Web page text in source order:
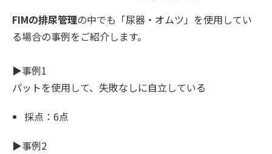
FIMの排尿管理の中でも「尿器・オムツ」を使用してい
る場合の事例をご紹介します。
▶︎事例1
パットを使用して、失敗なしに自立している
採点：6点
▶︎事例2